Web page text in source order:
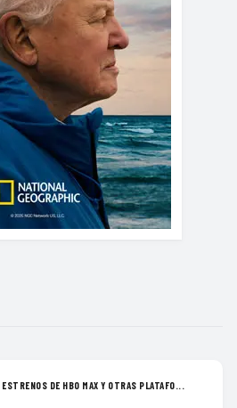
DE HBO MAX Y OTRAS PLATAFO...